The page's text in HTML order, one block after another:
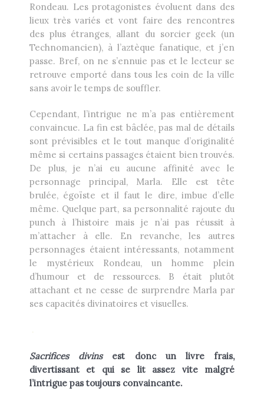
Rondeau. Les protagonistes évoluent dans des
lieux très variés et vont faire des rencontres
des plus étranges, allant du sorcier geek (un
Technomancien), à l’aztèque fanatique, et j’en
passe. Bref, on ne s’ennuie pas et le lecteur se
retrouve emporté dans tous les coin de la ville
sans avoir le temps de souffler.
Cependant, l’intrigue ne m’a pas entièrement
convaincue. La fin est bâclée, pas mal de détails
sont prévisibles et le tout manque d’originalité
même si certains passages étaient bien trouvés.
De plus, je n’ai eu aucune affinité avec le
personnage principal, Marla. Elle est tête
brulée, égoïste et il faut le dire, imbue d’elle
même. Quelque part, sa personnalité rajoute du
punch à l’histoire mais je n’ai pas réussit à
m’attacher à elle. En revanche, les autres
personnages étaient intéressants, notamment
le mystérieux Rondeau, un homme plein
d’humour et de ressources. B était plutôt
attachant et ne cesse de surprendre Marla par
ses capacités divinatoires et visuelles.
.
Sacrifices divinsest donc un livre frais,
divertissant et qui se lit assez vite malgré
l’intrigue pas toujours convaincante.